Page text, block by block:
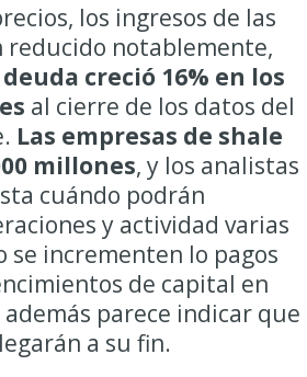
los ingresos de las
reducido notablemente,
creció 16% en los
al cierre de los datos del
Las empresas de shale
millones, y los analistas
cuándo podrán
y actividad varias
se incrementen lo pagos
de capital en
parece indicar que
a su fin.